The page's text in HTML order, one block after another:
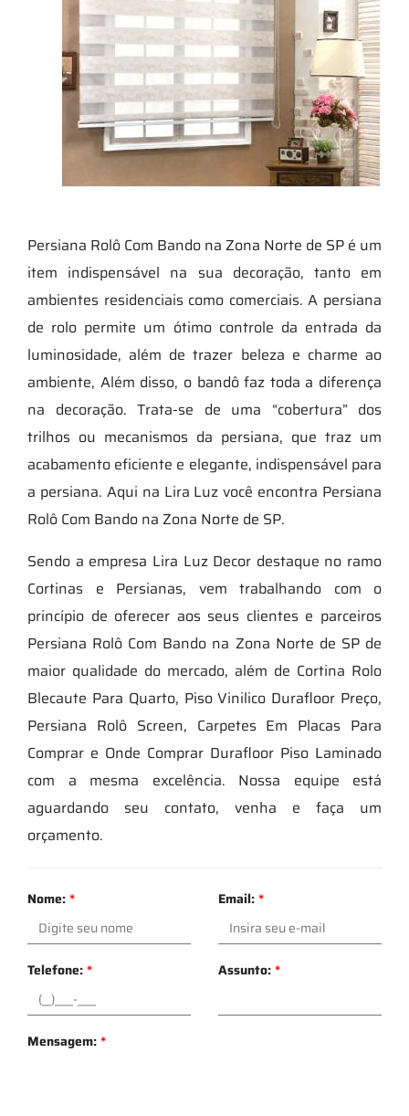
Persiana Rolô Com Bando na Zona Norte de SP é um
item indispensável na sua decoração, tanto em
ambientes residenciais como comerciais. A persiana
de rolo permite um ótimo controle da entrada da
luminosidade, além de trazer beleza e charme ao
ambiente, Além disso, o bandô faz toda a diferença
na decoração. Trata-se de uma “cobertura” dos
trilhos ou mecanismos da persiana, que traz um
acabamento eficiente e elegante, indispensável para
a persiana. Aqui na Lira Luz você encontra Persiana
Rolô Com Bando na Zona Norte de SP.
Sendo a empresa Lira Luz Decor destaque no ramo
Cortinas e Persianas, vem trabalhando com o
princípio de oferecer aos seus clientes e parceiros
Persiana Rolô Com Bando na Zona Norte de SP de
maior qualidade do mercado, além de Cortina Rolo
Blecaute Para Quarto, Piso Vinilico Durafloor Preço,
Persiana Rolô Screen, Carpetes Em Placas Para
Comprar e Onde Comprar Durafloor Piso Laminado
com a mesma excelência. Nossa equipe está
aguardando seu contato, venha e faça um
orçamento.
Nome:* Email:*
Telefone:* Assunto:*
Mensagem:*